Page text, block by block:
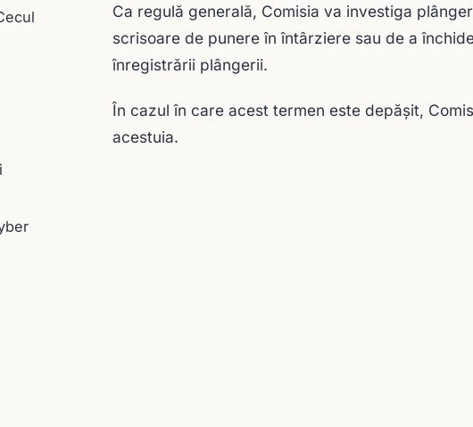
Ca regulă generală, Comisia va investiga
scrisoare de punere în întârziere sau de a
înregistrării plângerii.
În cazul în care acest termen este depășit,
acestuia.